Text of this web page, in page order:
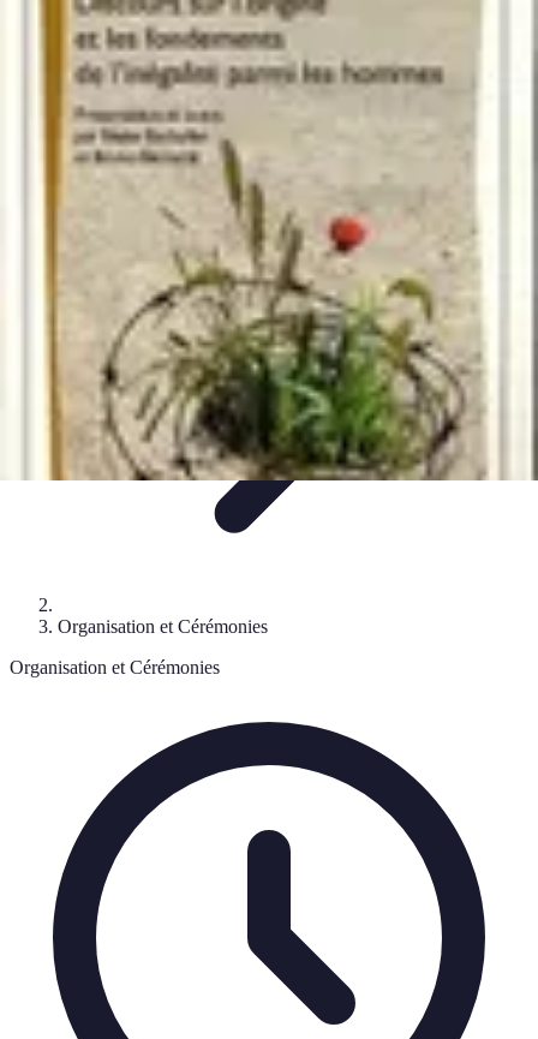
Dernier Adieu
Organisation de FunéraillesOrganisation
HommagesRituels d'AdieuOrganisation de la cérémonie
Dernier Adieu
Organisation et Cérémonies
Organisation et Cérémonies